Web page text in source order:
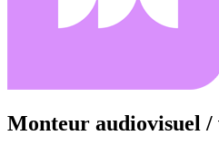
Monteur audiovisuel /